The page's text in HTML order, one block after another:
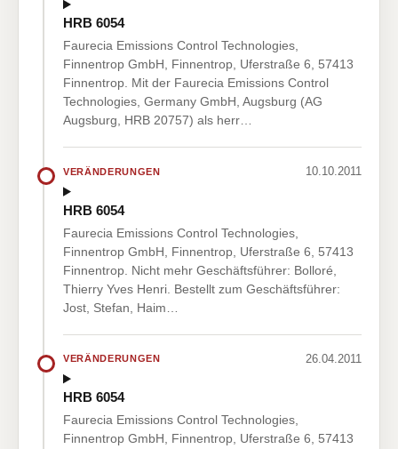
HRB 6054
Faurecia Emissions Control Technologies,
Finnentrop GmbH, Finnentrop, Uferstraße 6, 57413
Finnentrop. Mit der Faurecia Emissions Control
Technologies, Germany GmbH, Augsburg (AG
Augsburg, HRB 20757) als herr…
VERÄNDERUNGEN 10.10.2011
HRB 6054
Faurecia Emissions Control Technologies,
Finnentrop GmbH, Finnentrop, Uferstraße 6, 57413
Finnentrop. Nicht mehr Geschäftsführer: Bolloré,
Thierry Yves Henri. Bestellt zum Geschäftsführer:
Jost, Stefan, Haim…
VERÄNDERUNGEN 26.04.2011
HRB 6054
Faurecia Emissions Control Technologies,
Finnentrop GmbH, Finnentrop, Uferstraße 6, 57413